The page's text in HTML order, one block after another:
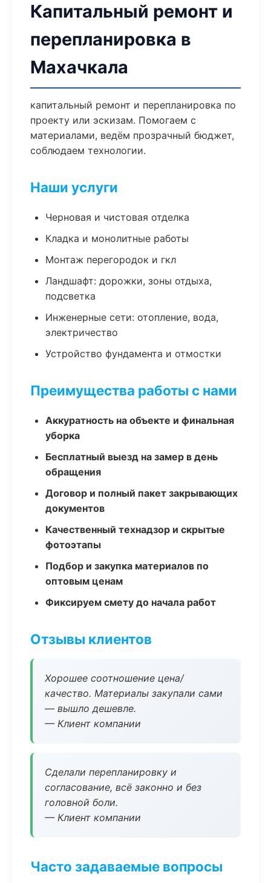
Капитальный ремонт и
перепланировка в
Махачкала
капитальный ремонт и перепланировка по
проекту или эскизам. Помогаем с
материалами, ведём прозрачный бюджет,
соблюдаем технологии.
Наши услуги
Черновая и чистовая отделка
Кладка и монолитные работы
Монтаж перегородок и гкл
Ландшафт: дорожки, зоны отдыха,
подсветка
Инженерные сети: отопление, вода,
электричество
Устройство фундамента и отмостки
Преимущества работы с нами
Аккуратность на объекте и финальная
уборка
Бесплатный выезд на замер в день
обращения
Договор и полный пакет закрывающих
документов
Качественный технадзор и скрытые
фотоэтапы
Подбор и закупка материалов по
оптовым ценам
Фиксируем смету до начала работ
Отзывы клиентов
Хорошее соотношение цена/
качество. Материалы закупали сами
— вышло дешевле.
— Клиент компании
Сделали перепланировку и
согласование, всё законно и без
головной боли.
— Клиент компании
Часто задаваемые вопросы